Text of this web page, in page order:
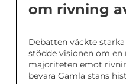
om rivning
Debatten väckte
stödde visionen om en
majoriteten emot
bevara Gamla stans